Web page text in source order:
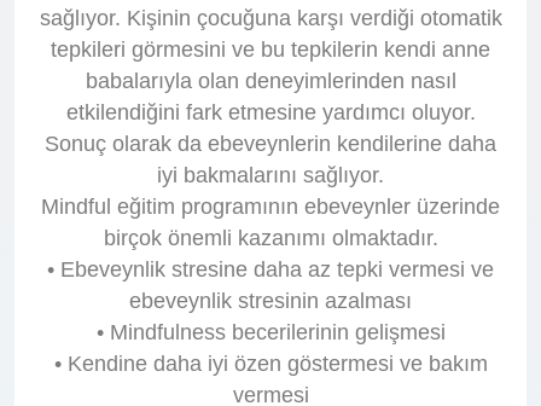
sağlıyor. Kişinin çocuğuna karşı verdiği otomatik
tepkileri görmesini ve bu tepkilerin kendi anne
babalarıyla olan deneyimlerinden nasıl
etkilendiğini fark etmesine yardımcı oluyor.
Sonuç olarak da ebeveynlerin kendilerine daha
iyi bakmalarını sağlıyor.
Mindful eğitim programının ebeveynler üzerinde
birçok önemli kazanımı olmaktadır.
• Ebeveynlik stresine daha az tepki vermesi ve
ebeveynlik stresinin azalması
• Mindfulness becerilerinin gelişmesi
• Kendine daha iyi özen göstermesi ve bakım
vermesi